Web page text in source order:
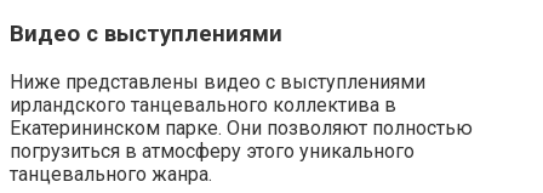
Видео с выступлениями
Ниже представлены видео с выступлениями
ирландского танцевального коллектива в
Екатерининском парке. Они позволяют полностью
погрузиться в атмосферу этого уникального
танцевального жанра.